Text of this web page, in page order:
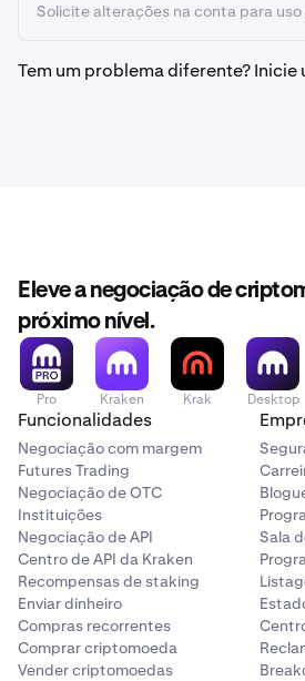
Solicite alterações na conta para
Tem um problema diferente? Inicie
Eleve a negociação de
próximo nível.
Pro Kraken Krak Desktop
Funcionalidades
Negociação com margem
Futures Trading
Negociação de OTC
Instituições
Negociação de API
Centro de API da Kraken
Recompensas de staking
Enviar dinheiro
Compras recorrentes
Comprar criptomoeda
Vender criptomoedas
Sala